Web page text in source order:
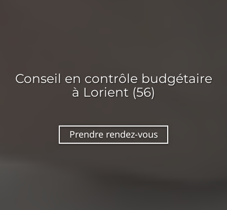
Conseil en contrôle budgétaire
à Lorient (56)
Prendre rendez-vous